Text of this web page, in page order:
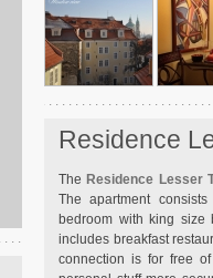
Residence
TheResidence Lesser
The apartment
bedroom with king size
includes breakfast
connection is for free